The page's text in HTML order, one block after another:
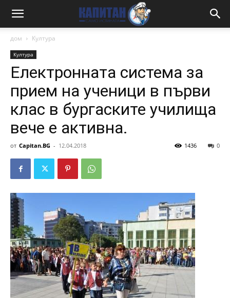
дом Култура
Култура
Електронната система за
прием на ученици в първи
клас в бургаските училища
вече е активна.
от Capitan.BG - 12.04.2018 0
1436